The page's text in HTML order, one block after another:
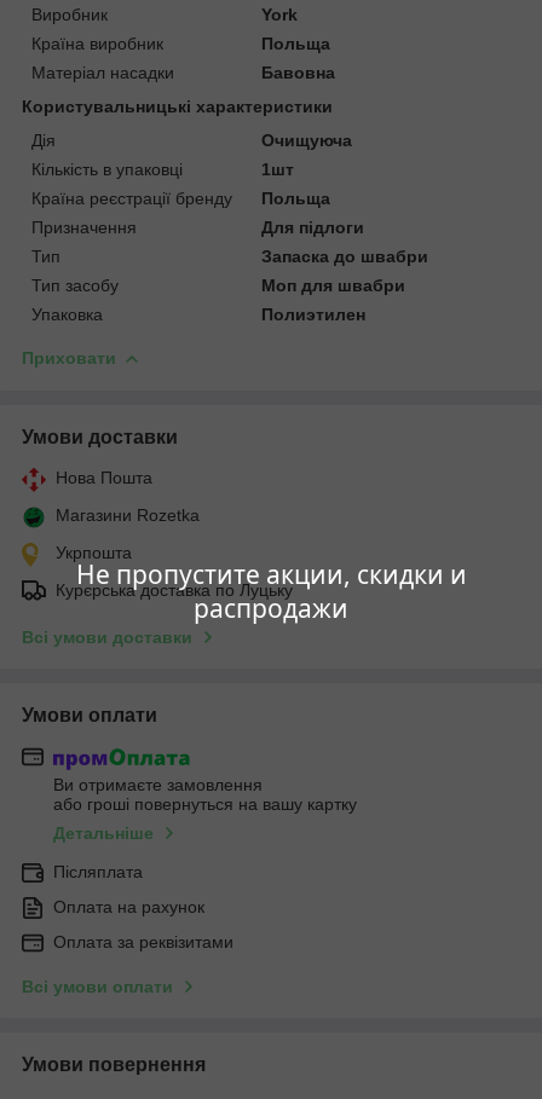
Не пропустите акции, скидки и
распродажи
Виробник
York
Країна виробник
Польща
Матеріал насадки
Бавовна
Користувальницькі характеристики
Дія
Очищуюча
Кількість в упаковці
1шт
Країна реєстрації бренду
Польща
Призначення
Для підлоги
Тип
Запаска до швабри
Тип засобу
Моп для швабри
Упаковка
Полиэтилен
Приховати
Умови доставки
Нова Пошта
Магазини Rozetka
Укрпошта
Курєрська доставка по Луцьку
Всі умови доставки
Умови оплати
Ви отримаєте замовлення
або гроші повернуться на вашу картку
Детальніше
Післяплата
Оплата на рахунок
Оплата за реквізитами
Всі умови оплати
Умови повернення